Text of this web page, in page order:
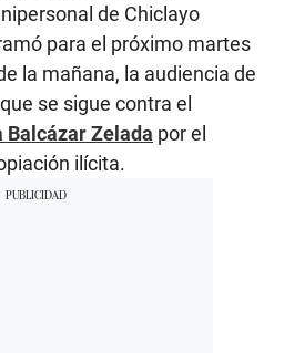
de Chiclayo
para el próximo martes
la mañana, la audiencia de
que se sigue contra el
Balcázar Zelada por el
ilícita.